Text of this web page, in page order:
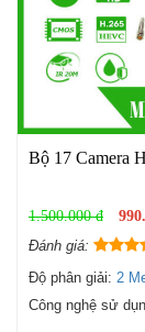
Bộ 17 Camera
1.500.000 đ
Đánh giá:
Độ phân giải: 2
Công nghệ sử